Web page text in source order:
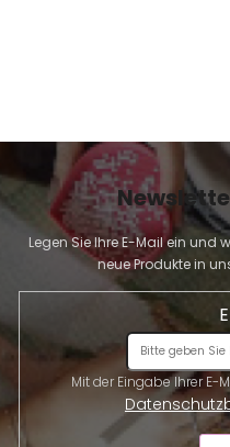
Legen Sie Ihre E-Mail ein und
neue Produkte in